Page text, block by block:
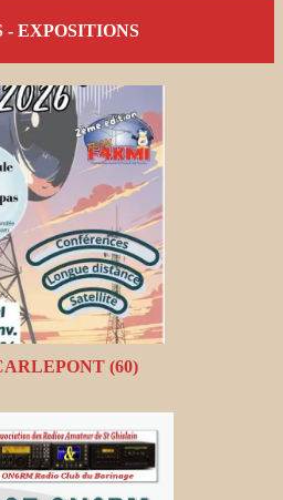
- EXPOSITIONS
(60)